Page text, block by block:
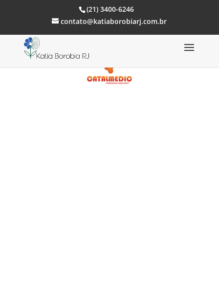
(21) 3400-6246
contato@katiaborobiarj.com.br